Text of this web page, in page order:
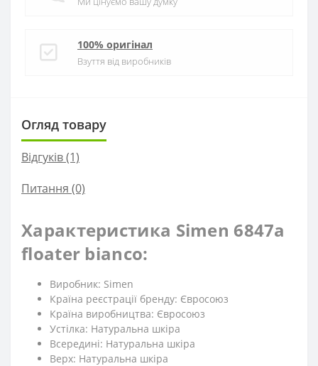
100% оригінал
Взуття від виробників
Огляд товару
Відгуків (1)
Питання (0)
Характеристика Simen 6847a
floater bianco:
Виробник: Simen
Країна реєстрації бренду: Євросоюз
Країна виробництва: Євросоюз
Устілка: Натуральна шкіра
Всередині: Натуральна шкіра
Верх: Натуральна шкіра